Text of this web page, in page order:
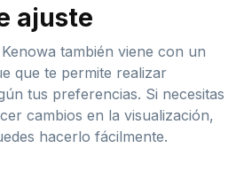
ajuste
también viene con un
que te permite realizar
tus preferencias. Si necesitas
cambios en la visualización,
hacerlo fácilmente.